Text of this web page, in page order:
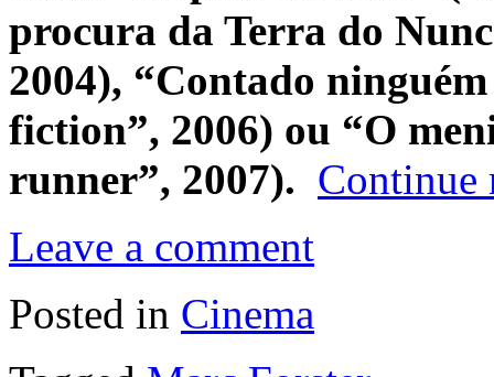
procura da Terra do
2004), “Contado
fiction”, 2006) ou “O
runner”, 2007).
Leave a comment
Posted in Cinema